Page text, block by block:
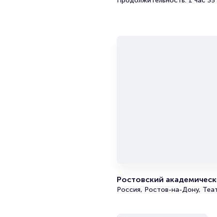
Ростовский
Россия, Ростов-на-Дону,